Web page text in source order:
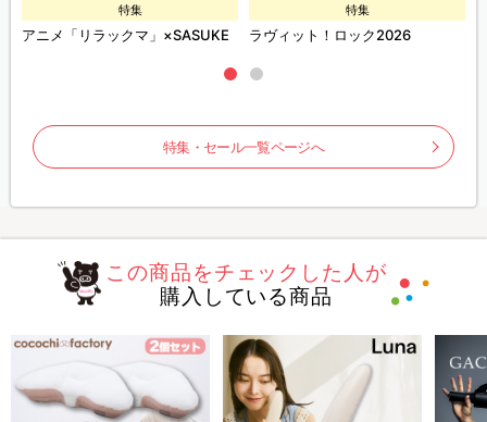
特集
アニメ「リラックマ」×SASUKE
特集
ラヴィット！ロック2026
特集・セール一覧ページへ
この商品をチェックした人が
購入している商品